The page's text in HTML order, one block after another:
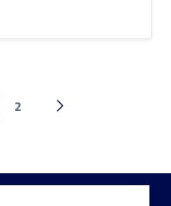
2 Pagina successiva